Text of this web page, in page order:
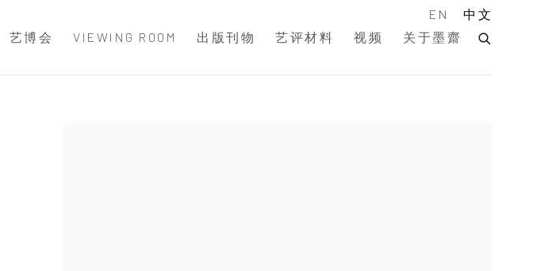
艺博会 VIEWING ROOM 出版刊物 艺评材料 视频 关于墨齋
EN 中文